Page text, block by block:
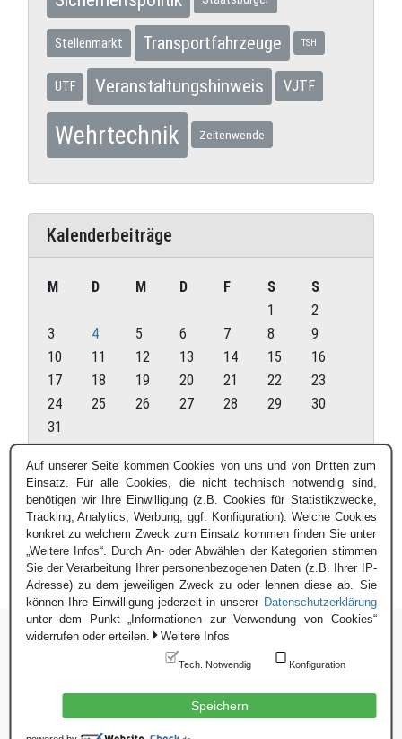
Stellenmarkt Transportfahrzeuge TSH
UTF Veranstaltungshinweis VJTF
Wehrtechnik Zeitenwende
Kalenderbeiträge
August 2026
M D M D F S
S
1
2
3
4 5 6 7 8
9
10
11 12 13 14 15
16
17
18 19 20 21 22
23
24
25 26 27 28 29
30
31
« Juli
© Blauer Bund e.V. - 2026
Auf unserer Seite kommen Cookies von uns und von Dritten zum
Einsatz. Für alle Cookies, die nicht technisch notwendig sind,
benötigen wir Ihre Einwilligung (z.B. Cookies für Statistikzwecke,
Tracking, Analytics, Werbung, ggf. Konfiguration). Welche Cookies
konkret zu welchem Zweck zum Einsatz kommen finden Sie unter
„Weitere Infos“. Durch An- oder Abwählen der Kategorien stimmen
Sie der Verarbeitung Ihrer personenbezogenen Daten (z.B. Ihrer IP-
Adresse) zu dem jeweiligen Zweck zu oder lehnen diese ab. Sie
können Ihre Einwilligung jederzeit in unserer Datenschutzerklärung
unter dem Punkt „Informationen zur Verwendung von Cookies“
widerrufen oder erteilen.
Weitere Infos
Tech. Notwendig Konfiguration
Speichern